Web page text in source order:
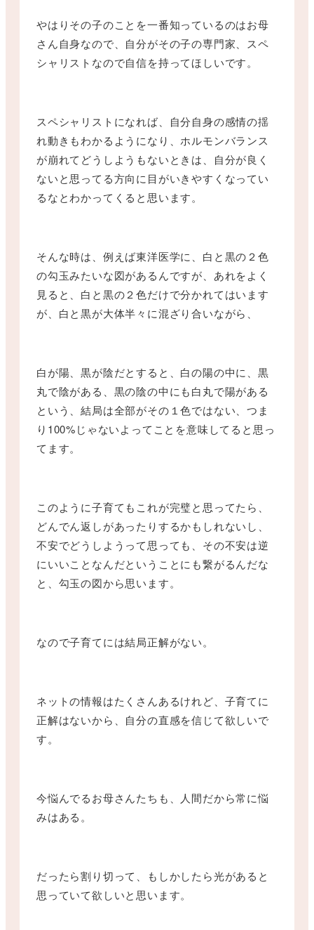
やはりその子のことを一番知っているのはお母
さん自身なので、自分がその子の専門家、スペ
シャリストなので自信を持ってほしいです。
スペシャリストになれば、自分自身の感情の揺
れ動きもわかるようになり、ホルモンバランス
が崩れてどうしようもないときは、自分が良く
ないと思ってる方向に目がいきやすくなってい
るなとわかってくると思います。
そんな時は、例えば東洋医学に、白と黒の２色
の勾玉みたいな図があるんですが、あれをよく
見ると、白と黒の２色だけで分かれてはいます
が、白と黒が大体半々に混ざり合いながら、
白が陽、黒が陰だとすると、白の陽の中に、黒
丸で陰がある、黒の陰の中にも白丸で陽がある
という、結局は全部がその１色ではない、つま
り100%じゃないよってことを意味してると思っ
てます。
このように子育てもこれが完璧と思ってたら、
どんでん返しがあったりするかもしれないし、
不安でどうしようって思っても、その不安は逆
にいいことなんだということにも繋がるんだな
と、勾玉の図から思います。
なので子育てには結局正解がない。
ネットの情報はたくさんあるけれど、子育てに
正解はないから、自分の直感を信じて欲しいで
す。
今悩んでるお母さんたちも、人間だから常に悩
みはある。
だったら割り切って、もしかしたら光があると
思っていて欲しいと思います。